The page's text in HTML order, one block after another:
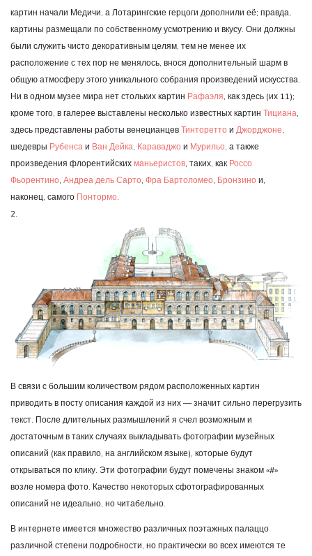
картин начали Медичи, а Лотарингские герцоги дополнили её; правда,
картины размещали по собственному усмотрению и вкусу. Они должны
были служить чисто декоративным целям, тем не менее их
расположение с тех пор не менялось, внося дополнительный шарм в
общую атмосферу этого уникального собрания произведений искусства.
Ни в одном музее мира нет стольких картин Рафаэля , как здесь (их 11);
кроме того, в галерее выставлены несколько известных картин Тициана
здесь представлены работы венецианцев Тинторетто и Джорджоне
шедевры Рубенса и Ван Дейка Караваджо и Мурильо , а также
произведения флорентийских маньеристов , таких, как Россо
Фьорентино Андреа дель Сарто Фра Бартоломео Бронзино и,
наконец, самого Понтормо
2.
В связи с большим количеством рядом расположенных картин
приводить в посту описания каждой из них — значит сильно перегрузить
текст. После длительных размышлений я счел возможным и
достаточным в таких случаях выкладывать фотографии музейных
описаний (как правило, на английском языке), которые будут
открываться по клику. Эти фотографии будут помечены знаком «#»
возле номера фото. Качество некоторых сфотографированных
описаний не идеально, но читабельно.
В интернете имеется множество различных поэтажных палаццо
различной степени подробности, но практически во всех имеются те